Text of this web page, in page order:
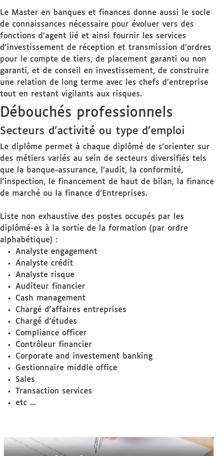
Le Master en banques et finances donne aussi le socle
de connaissances nécessaire pour évoluer vers des
fonctions d'agent lié et ainsi fournir les services
d'investissement de réception et transmission d'ordres
pour le compte de tiers, de placement garanti ou non
garanti, et de conseil en investissement, de construire
une relation de long terme avec les chefs d'entreprise
tout en restant vigilants aux risques.
Débouchés professionnels
Secteurs d'activité ou type d'emploi
Le diplôme permet à chaque diplômé de s'orienter sur
des métiers variés au sein de secteurs diversifiés tels
que la banque-assurance, l'audit, la conformité,
l'inspection, le financement de haut de bilan, la finance
de marché ou la finance d'Entreprises.
Liste non exhaustive des postes occupés par les
diplômé-es à la sortie de la formation (par ordre
alphabétique) :
Analyste engagement
Analyste crédit
Analyste risque
Auditeur financier
Cash management
Chargé d'affaires entreprises
Chargé d'études
Compliance officer
Contrôleur financier
Corporate and investement banking
Gestionnaire middle office
Sales
Transaction services
etc ...